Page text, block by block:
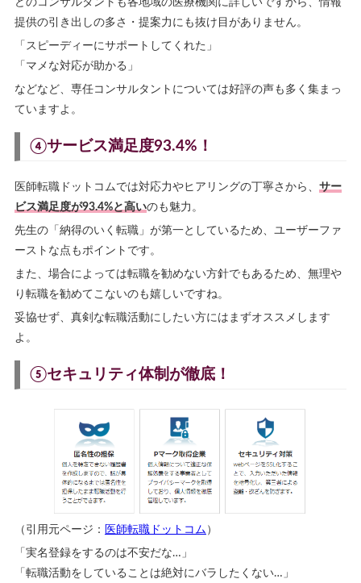
提供の引き出しの多さ・提案力にも抜け目がありません。
「スピーディーにサポートしてくれた」
「マメな対応が助かる」
などなど、専任コンサルタントについては好評の声も多く集まっ
ていますよ。
④サービス満足度93.4%！
医師転職ドットコムでは対応力やヒアリングの丁寧さから、 サー
ビス満足度が93.4%と高いのも魅力。
先生の「納得のいく転職」が第一としているため、ユーザーファ
ーストな点もポイントです。
また、場合によっては転職を勧めない方針でもあるため、無理や
り転職を勧めてこないのも嬉しいですね。
妥協せず、真剣な転職活動にしたい方にはまずオススメします
よ。
⑤セキュリティ体制が徹底！
（引用元ページ： 医師転職ドットコム ）
「実名登録をするのは不安だな…」
「転職活動をしていることは絶対にバラしたくない…」